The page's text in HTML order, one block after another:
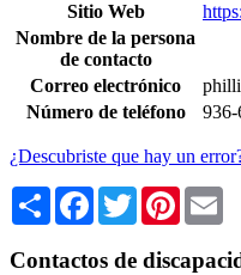
Sitio Web
Nombre de la persona
de contacto
Correo electrónico
Número de teléfono
936-
¿Descubriste que hay un
Share Facebook
TwitterPinterest
Contactos de